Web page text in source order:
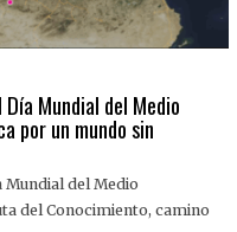
Mundial del Medio
por un mundo sin
Mundial del Medio
del Conocimiento, camino